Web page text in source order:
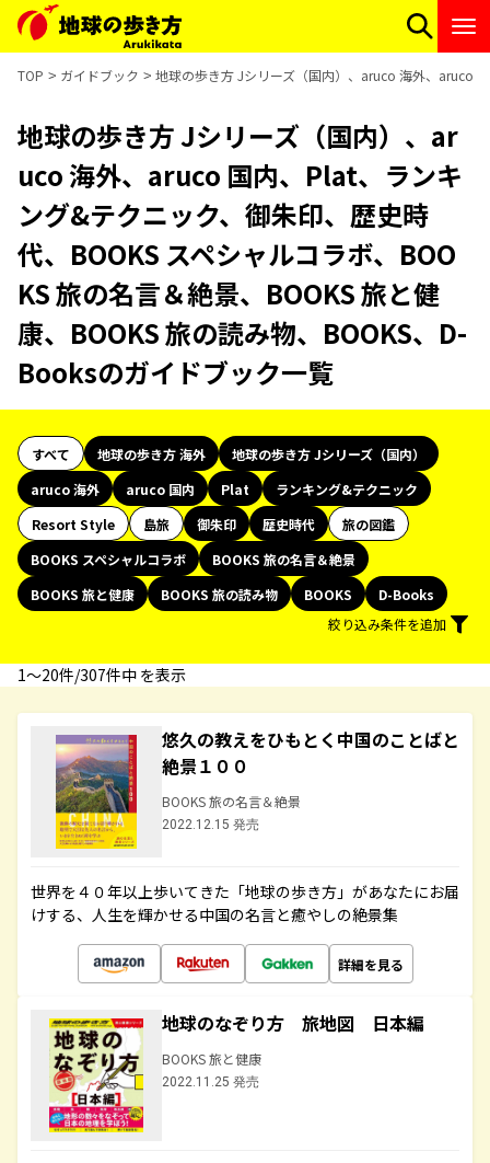
TOP ガイドブック 地球の歩き方 Jシリーズ（国内）、aruco 海外、aruco
地球の歩き方 Jシリーズ（国内）、ar
uco 海外、aruco 国内、Plat、ランキ
ング&テクニック、御朱印、歴史時
代、BOOKS スペシャルコラボ、BOO
KS 旅の名言＆絶景、BOOKS 旅と健
康、BOOKS 旅の読み物、BOOKS、D-
Booksのガイドブック一覧
すべて 地球の歩き方 海外
地球の歩き方 Jシリーズ（国内）
aruco 海外
aruco 国内 Plat
ランキング&テクニック
Resort Style
島旅 御朱印 歴史時代
旅の図鑑
BOOKS スペシャルコラボ
BOOKS 旅の名言＆絶景
BOOKS 旅と健康
BOOKS 旅の読み物 BOOKS
D-Books
絞り込み条件を追加
1〜20件/307件中 を表示
悠久の教えをひもとく中国のことばと
絶景１００
BOOKS 旅の名言＆絶景
2022.12.15 発売
世界を４０年以上歩いてきた「地球の歩き方」があなたにお届
けする、人生を輝かせる中国の名言と癒やしの絶景集
詳細を見る
地球のなぞり方 旅地図 日本編
BOOKS 旅と健康
2022.11.25 発売